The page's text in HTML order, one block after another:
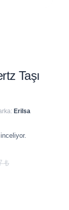
Taşı
Erilsa
₺